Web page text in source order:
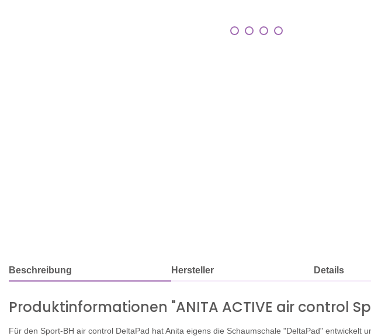
Beschreibung Hersteller Details
Produktinformationen "ANITA ACTIVE air control
Für den Sport-BH air control DeltaPad hat Anita eigens die Schaumschale "DeltaPad"